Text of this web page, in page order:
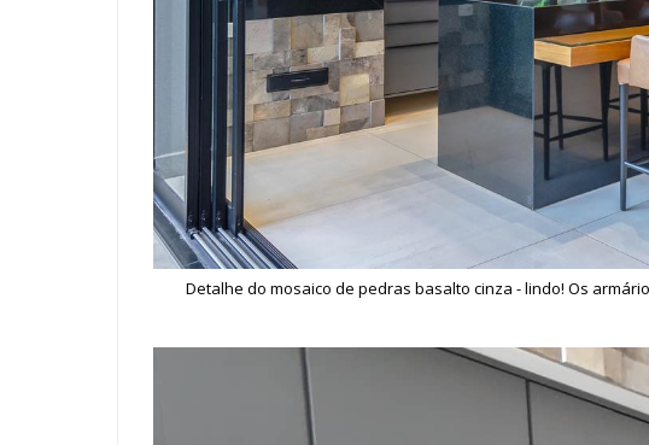
Detalhe do mosaico de pedras basalto cinza - lindo! Os